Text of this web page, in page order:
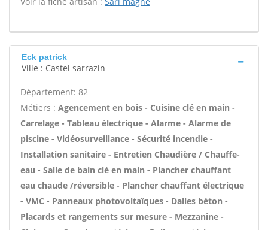
Eck patrick
Ville : Castel sarrazin
Département: 82
Métiers : Agencement en bois - Cuisine clé en main -
Carrelage - Tableau électrique - Alarme - Alarme de
piscine - Vidéosurveillance - Sécurité incendie -
Installation sanitaire - Entretien Chaudière / Chauffe-
eau - Salle de bain clé en main - Plancher chauffant
eau chaude /réversible - Plancher chauffant électrique
- VMC - Panneaux photovoltaïques - Dalles béton -
Placards et rangements sur mesure - Mezzanine -